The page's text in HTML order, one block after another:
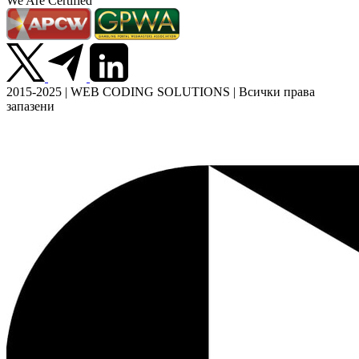
2015-2025 | WEB CODING SOLUTIONS | Всички права
запазени